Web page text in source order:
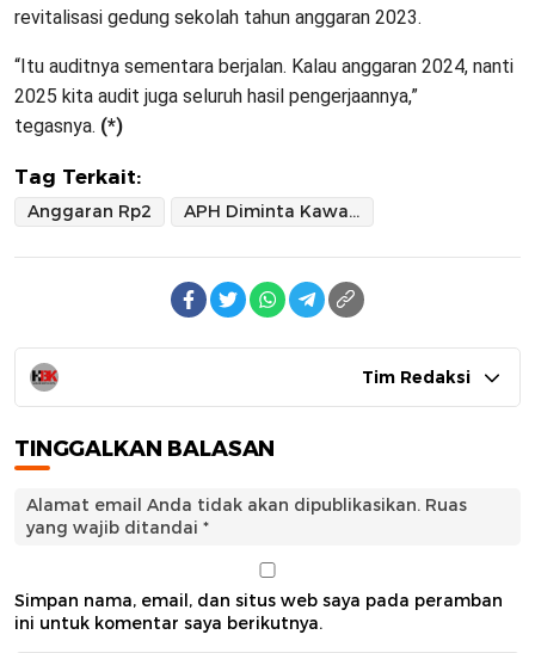
revitalisasi gedung sekolah tahun anggaran 2023.
“Itu auditnya sementara berjalan. Kalau anggaran 2024, nanti
2025 kita audit juga seluruh hasil pengerjaannya,”
tegasnya. (*)
Tag Terkait:
Anggaran Rp2 APH Diminta Kawal Revitalisasi Gedung SMPN 4 Dua Pitue
Tim Redaksi
TINGGALKAN BALASAN
Alamat email Anda tidak akan dipublikasikan. Ruas
yang wajib ditandai *
Simpan nama, email, dan situs web saya pada peramban
ini untuk komentar saya berikutnya.